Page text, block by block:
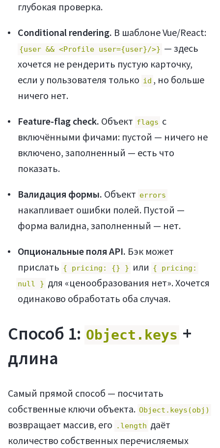
глубокая проверка.
Conditional rendering. В шаблоне Vue/React:
{user && <Profile user={user}/>} — здесь
хочется не рендерить пустую карточку,
если у пользователя только id , но больше
ничего нет.
Feature-flag check. Объект flags с
включёнными фичами: пустой — ничего не
включено, заполненный — есть что
показать.
Валидация формы. Объект errors
накапливает ошибки полей. Пустой —
форма валидна, заполненный — нет.
Опциональные поля API. Бэк может
прислать { pricing: {} } или { pricing:
null } для «ценообразования нет». Хочется
одинаково обработать оба случая.
Способ 1: Object.keys +
длина
Самый прямой способ — посчитать
собственные ключи объекта. Object.keys(obj)
возвращает массив, его .length даёт
количество собственных перечисляемых